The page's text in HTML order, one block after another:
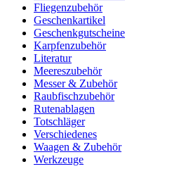
Fliegenzubehör
Geschenkartikel
Geschenkgutscheine
Karpfenzubehör
Literatur
Meereszubehör
Messer & Zubehör
Raubfischzubehör
Rutenablagen
Totschläger
Verschiedenes
Waagen & Zubehör
Werkzeuge